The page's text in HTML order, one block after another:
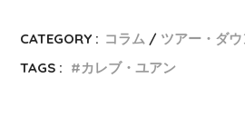
CATEGORY : コラム
ツアー・ダ
TAGS :
カレブ・ユアン